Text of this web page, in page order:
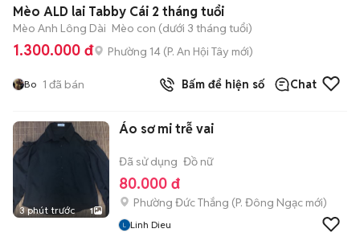
Mèo ALD lai Tabby Cái 2 tháng tuổi
Mèo Anh Lông Dài Mèo con (dưới 3 tháng tuổi)
1.300.000 đ Phường 14 (P. An Hội Tây mới)
Bo 1 đã bán Bấm để hiện số Chat
3 phút trước 1
Áo sơ mi trễ vai
Đã sử dụng Đồ nữ
80.000 đ
Phường Đức Thắng (P. Đông Ngạc mới)
Linh Dieu